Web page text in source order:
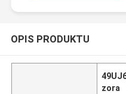
OPIS PRODUKTU
zora